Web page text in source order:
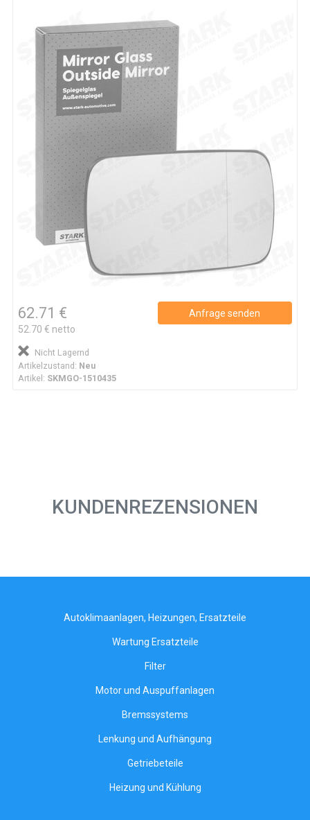
62.71 €
52.70 € netto
Anfrage senden
Nicht Lagernd
Artikelzustand: Neu
Artikel: SKMGO-1510435
KUNDENREZENSIONEN
Autoklimaanlagen, Heizungen, Ersatzteile
Wartung Ersatzteile
Filter
Motor und Auspuffanlagen
Bremssystems
Lenkung und Aufhängung
Getriebeteile
Heizung und Kühlung